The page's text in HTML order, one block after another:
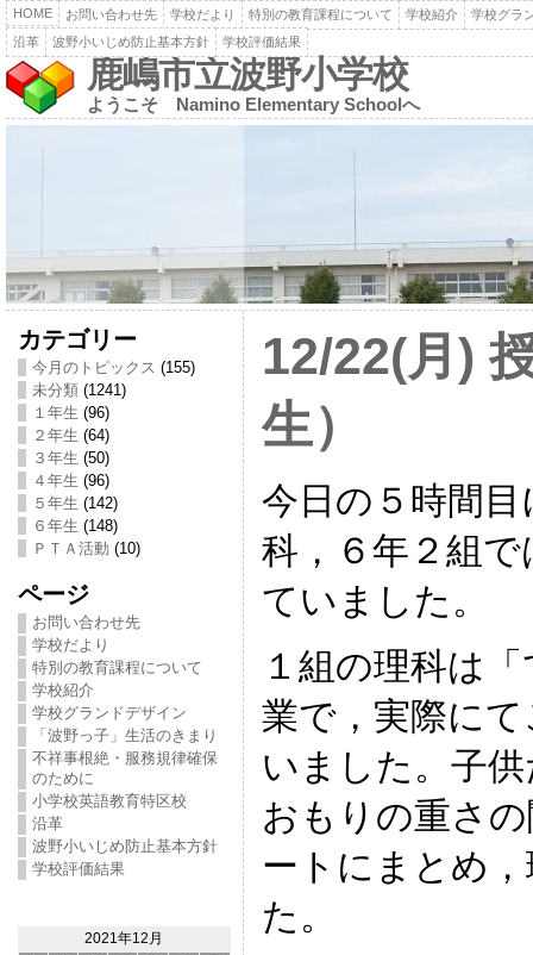
HOME お問い合わせ先 学校だより 特別の教育課程について 学校紹介
学校グラ
沿革
波野小いじめ防止基本方針 学校評価結果
鹿嶋市立波野小学校
ようこそ Namino Elementary Schoolへ
カテゴリー
今月のトピックス (155)
未分類(1241)
１年生 (96)
２年生 (64)
３年生 (50)
４年生 (96)
５年生 (142)
６年生 (148)
ＰＴＡ活動 (10)
ページ
お問い合わせ先
学校だより
特別の教育課程について
学校紹介
学校グランドデザイン
「波野っ子」生活のきまり
不祥事根絶・服務規律確保
のために
小学校英語教育特区校
沿革
波野小いじめ防止基本方針
学校評価結果
2021年12月
12/22(月)
生）
今日の５時間
科，６年２組
ていました。
１組の理科は
業で，実際に
いました。子
おもりの重さ
ートにまとめ
た。